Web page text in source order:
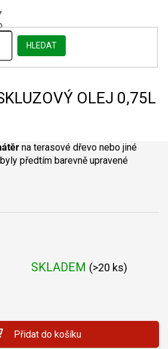
HLEDAT
OLEJ 0,75L
SKLADEM (>20 ks)
Přidat do košíku
na terasové dřevo nebo jiné
předtím barevně upravené